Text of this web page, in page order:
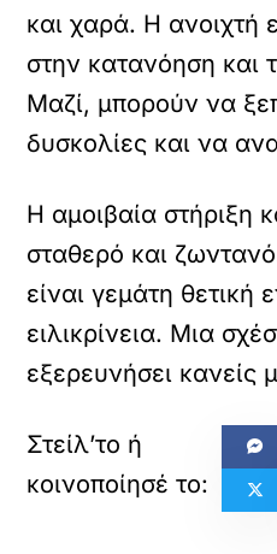
και χαρά. Η ανοιχτή
στην κατανόηση και
Μαζί, μπορούν να
δυσκολίες και να
Η αμοιβαία στήριξη
σταθερό και
είναι γεμάτη θετική
ειλικρίνεια. Μια
εξερευνήσει κανείς